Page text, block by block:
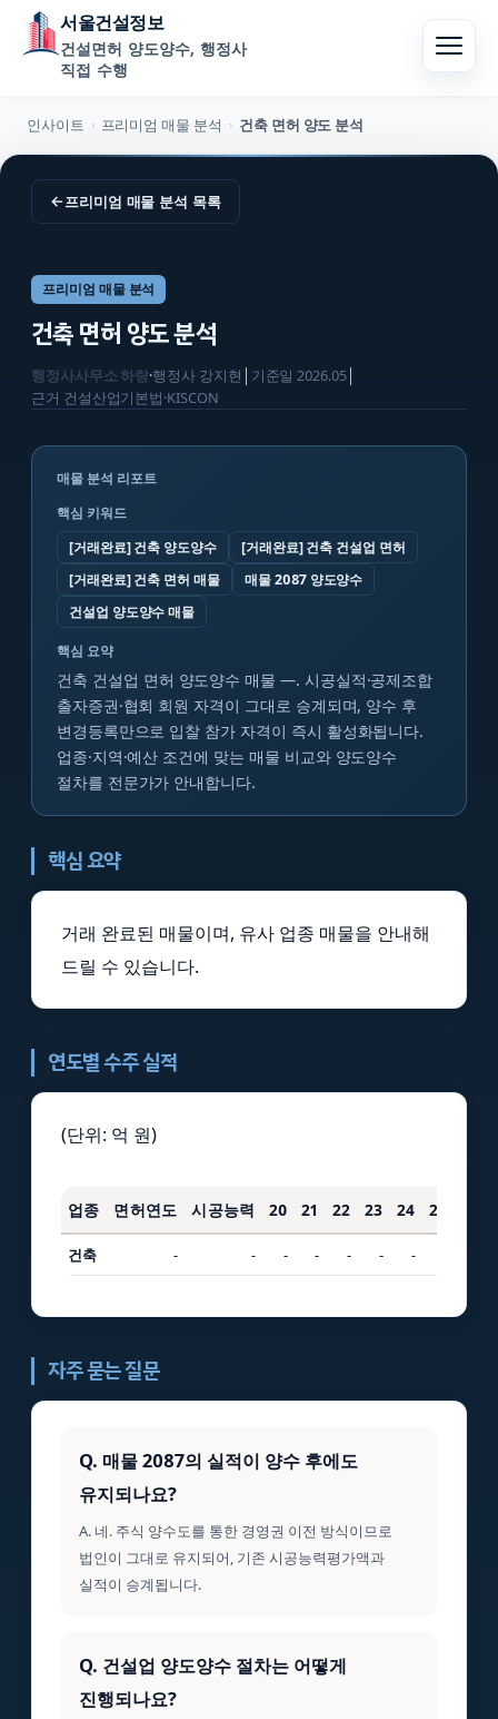
서울건설정보
건설면허 양도양수, 행정사
직접 수행
인사이트 › 프리미엄 매물 분석 › 건축 면허 양도 분석
←프리미엄 매물 분석 목록
프리미엄 매물 분석
건축 면허 양도 분석
행정사사무소 하랑·행정사 강지현 기준일2026.05│
근거 건설산업기본법·KISCON
매물 분석 리포트
핵심 키워드
[거래완료] 건축 양도양수
[거래완료] 건축 건설업 면허
[거래완료] 건축 면허 매물
매물 2087 양도양수
건설업 양도양수 매물
핵심 요약
건축 건설업 면허 양도양수 매물 —. 시공실적·공제조합
출자증권·협회 회원 자격이 그대로 승계되며, 양수 후
변경등록만으로 입찰 참가 자격이 즉시 활성화됩니다.
업종·지역·예산 조건에 맞는 매물 비교와 양도양수
절차를 전문가가 안내합니다.
핵심 요약
거래 완료된 매물이며, 유사 업종 매물을 안내해
드릴 수 있습니다.
연도별 수주 실적
(단위: 억 원)
업종 면허연도 시공능력 20 21 22 23 24 25
건축 - - - - - - -
자주 묻는 질문
Q. 매물 2087의 실적이 양수 후에도
유지되나요?
A. 네. 주식 양수도를 통한 경영권 이전 방식이므로
법인이 그대로 유지되어, 기존 시공능력평가액과
실적이 승계됩니다.
Q. 건설업 양도양수 절차는 어떻게
진행되나요?